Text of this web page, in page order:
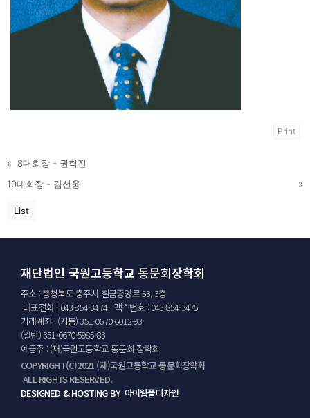
Print
« 8대회장 - 권혁진
10대회장 - 김선웅
»
List
재단법인 국원고등학교 동문회장학회
주소 : 충청북도 충주시 칠금중앙로 53, 3층
대표전화 : 043-854-3474 팩스번호 : 043-854-3475
거래계좌 : (자동) 351-0670-6012-93
(일반) 351-0670-5985-83
예금주 : (재)국원고등학교 동문회 장학회
COPYRIGHT(C)2021 (재)국원고등학교 동문회장학회
ALL RIGHTS RESERVED.
DESIGNED & HOSTING BY 아이웹플디자인